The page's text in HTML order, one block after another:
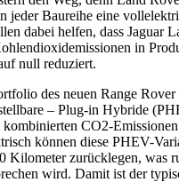
jeder Baureihe eine
dabei helfen, dass Jaguar
in
null reduziert.
des neuen Range
– Plug-in Hybride
CO2-
können diese PHEV-
Kilometer zurücklegen, was
wird. Damit ist der